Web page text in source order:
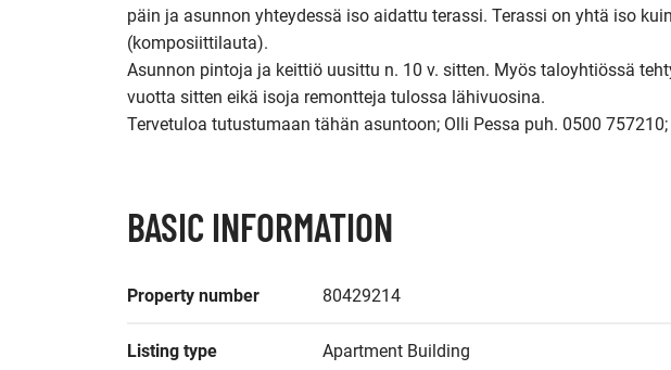
päin ja asunnon yhteydessä iso aidattu terassi. Terassi on yhtä iso
(komposiittilauta).
Asunnon pintoja ja keittiö uusittu n. 10 v. sitten. Myös taloyhtiössä
vuotta sitten eikä isoja remontteja tulossa lähivuosina.
Tervetuloa tutustumaan tähän asuntoon; Olli Pessa puh. 0500
BASIC INFORMATION
Property number 80429214
Listing type Apartment Building